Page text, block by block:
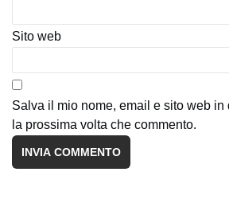
Sito web
Salva il mio nome, email e sito web in
la prossima volta che commento.